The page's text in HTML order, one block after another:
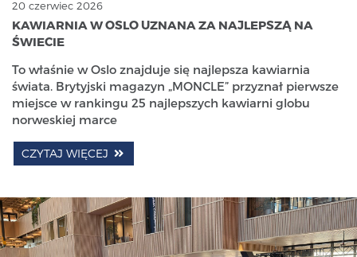
20 czerwiec 2026
KAWIARNIA W OSLO UZNANA ZA NAJLEPSZĄ NA
ŚWIECIE
To właśnie w Oslo znajduje się najlepsza kawiarnia
świata. Brytyjski magazyn „MONCLE” przyznał pierwsze
miejsce w rankingu 25 najlepszych kawiarni globu
norweskiej marce
CZYTAJ WIĘCEJ